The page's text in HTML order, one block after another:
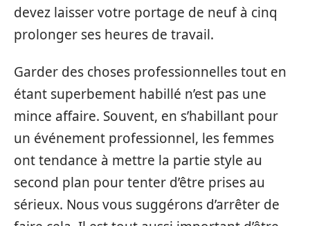
devez laisser votre portage de neuf à cinq
prolonger ses heures de travail.
Garder des choses professionnelles tout en
étant superbement habillé n’est pas une
mince affaire. Souvent, en s’habillant pour
un événement professionnel, les femmes
ont tendance à mettre la partie style au
second plan pour tenter d’être prises au
sérieux. Nous vous suggérons d’arrêter de